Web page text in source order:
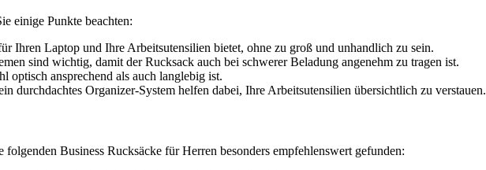
einige Punkte beachten:
Ihren Laptop und Ihre Arbeitsutensilien bietet, ohne zu groß und unhandlich zu sein.
sind wichtig, damit der Rucksack auch bei schwerer Beladung angenehm zu tragen ist.
optisch ansprechend als auch langlebig ist.
durchdachtes Organizer-System helfen dabei, Ihre Arbeitsutensilien übersichtlich zu verstauen.
Business Rucksäcke für Herren besonders empfehlenswert gefunden: